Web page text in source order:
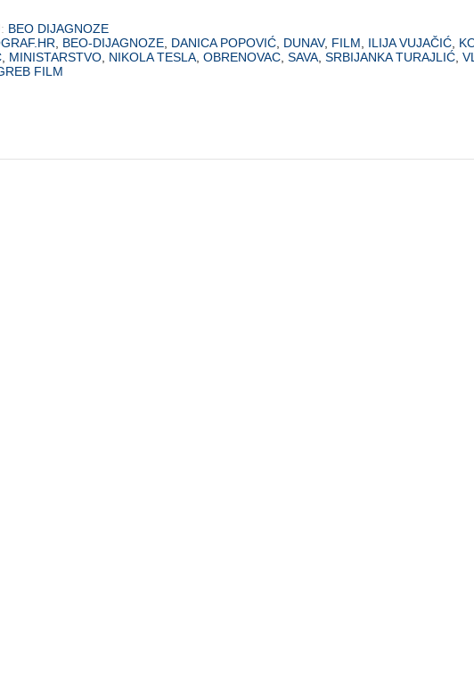
BEO DIJAGNOZE
BEO-DIJAGNOZE DANICA POPOVIĆ DUNAV, FILM ILIJA VUJAČIĆ
MINISTARSTVO NIKOLA TESLA OBRENOVAC SAVA SRBIJANKA TURAJLIĆ
FILM